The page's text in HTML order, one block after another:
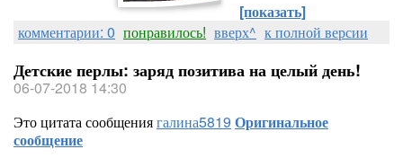
[показать]
комментарии: 0 понравилось! вверх^ к полной версии
Детские перлы: заряд позитива на целый день!
06-07-2018 14:30
Это цитата сообщениягалина5819 Оригинальное
сообщение